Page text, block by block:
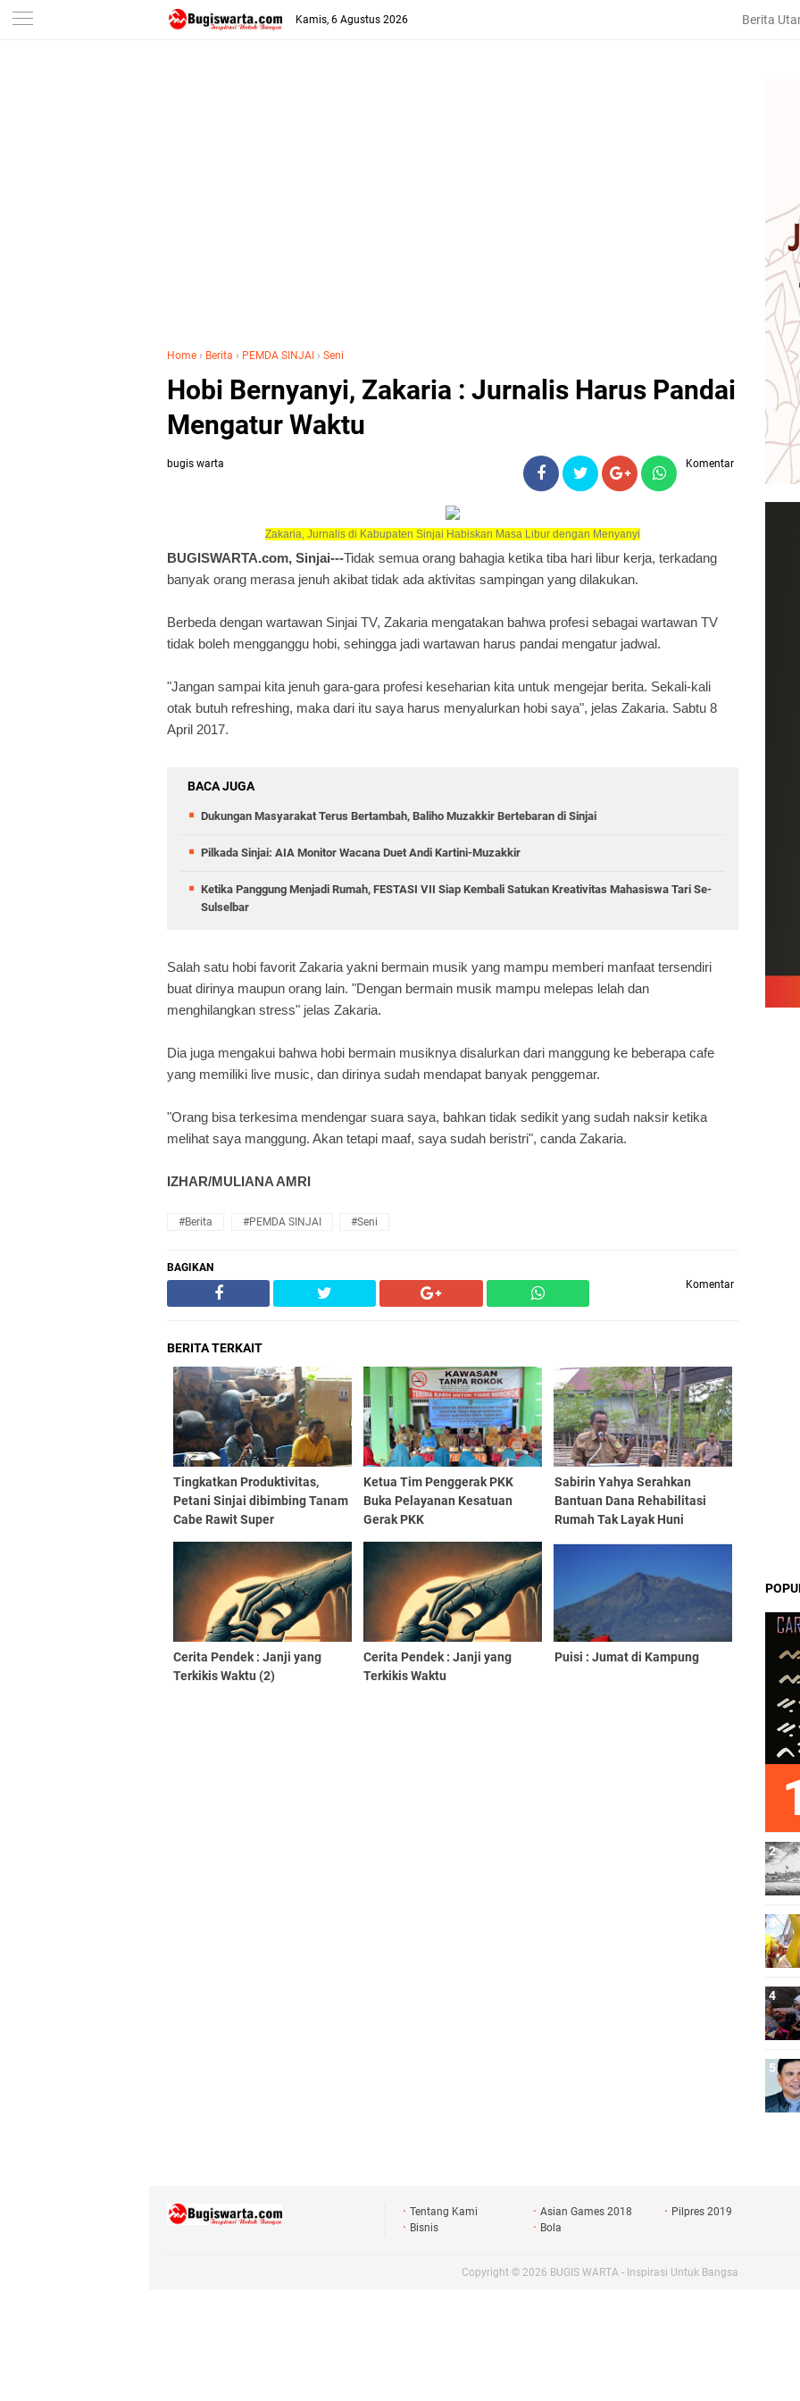
-->
Kamis, 6 Agustus 2026 Berita
Home › Berita › PEMDA SINJAI › Seni
Hobi Bernyanyi, Zakaria : Jurnalis Harus Pandai
Mengatur Waktu
bugis warta Komentar
Zakaria, Jurnalis di Kabupaten Sinjai Habiskan Masa Libur dengan Menyanyi
BUGISWARTA.com, Sinjai---Tidak semua orang bahagia ketika tiba hari libur kerja, terkadang
banyak orang merasa jenuh akibat tidak ada aktivitas sampingan yang dilakukan.
Berbeda dengan wartawan Sinjai TV, Zakaria mengatakan bahwa profesi sebagai wartawan TV
tidak boleh mengganggu hobi, sehingga jadi wartawan harus pandai mengatur jadwal.
"Jangan sampai kita jenuh gara-gara profesi keseharian kita untuk mengejar berita. Sekali-kali
otak butuh refreshing, maka dari itu saya harus menyalurkan hobi saya", jelas Zakaria. Sabtu 8
April 2017.
BACA JUGA
Dukungan Masyarakat Terus Bertambah, Baliho Muzakkir Bertebaran di Sinjai
Pilkada Sinjai: AIA Monitor Wacana Duet Andi Kartini-Muzakkir
Ketika Panggung Menjadi Rumah, FESTASI VII Siap Kembali Satukan Kreativitas Mahasiswa Tari Se-
Sulselbar
Salah satu hobi favorit Zakaria yakni bermain musik yang mampu memberi manfaat tersendiri
buat dirinya maupun orang lain. "Dengan bermain musik mampu melepas lelah dan
menghilangkan stress" jelas Zakaria.
Dia juga mengakui bahwa hobi bermain musiknya disalurkan dari manggung ke beberapa cafe
yang memiliki live music, dan dirinya sudah mendapat banyak penggemar.
"Orang bisa terkesima mendengar suara saya, bahkan tidak sedikit yang sudah naksir ketika
melihat saya manggung. Akan tetapi maaf, saya sudah beristri", canda Zakaria.
IZHAR/MULIANA AMRI
#Berita #PEMDA SINJAI #Seni
BAGIKAN
Komentar
BERITA TERKAIT
Tingkatkan Produktivitas,
Petani Sinjai dibimbing Tanam
Cabe Rawit Super
Ketua Tim Penggerak PKK
Buka Pelayanan Kesatuan
Gerak PKK
Sabirin Yahya Serahkan
Bantuan Dana Rehabilitasi
Rumah Tak Layak Huni
Cerita Pendek : Janji yang
Terkikis Waktu (2)
Cerita Pendek : Janji yang
Terkikis Waktu
Puisi : Jumat di Kampung
Tentang Kami Asian Games 2018
Pilpres 2019
Bisnis
Bola
Copyright © 2026 BUGIS WARTA - Inspirasi Untuk Bangsa